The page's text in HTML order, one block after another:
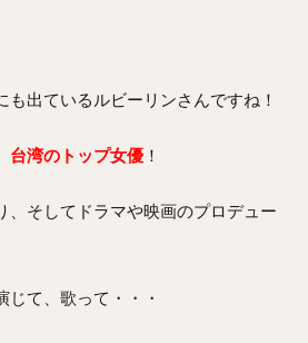
も出ているルビーリンさんですね！
台湾のトップ女優 ！
、そしてドラマや映画のプロデュー
て、歌って・・・